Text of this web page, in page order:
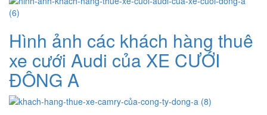
Hình ảnh các khách hàng thuê
xe cưới Audi của XE CƯỚI
ĐÔNG A